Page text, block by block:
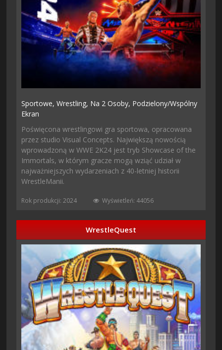
Sportowe,Wrestling, Na 2 Osoby, Podzielony/wspólny
Ekran
Poświęcona wrestlingowi gra sportowa, opracowana
przez studio Visual Concepts. Największą nowością
wprowadzoną w WWE 2K24 jest tryb Showcase of the
Immortals, w którym gracze mogą wziąć udział w
najważniejszych wydarzeniach z 40-letniej historii
WrestleManii.
Rok produkcji: 2024 Wyświetleń: 44056
WrestleQuest